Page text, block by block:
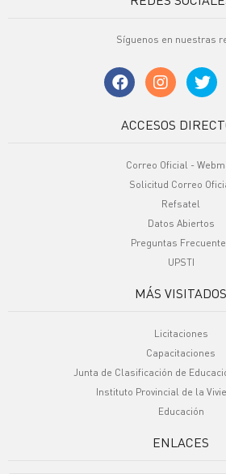
Síguenos en nuestras
ACCESOS
Correo Oficial -
Solicitud Correo
Refsatel
Datos Abiertos
Preguntas
UPSTI
MÁS VISITADOS
Licitaciones
Capacitaciones
Junta de Clasificación de
Instituto Provincial de la
Educación
ENLACES